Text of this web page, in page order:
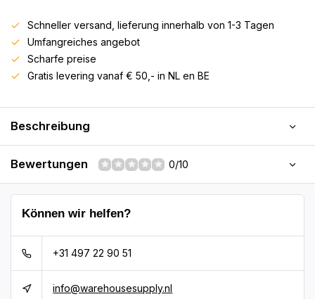
Schneller versand, lieferung innerhalb von 1-3 Tagen
Umfangreiches angebot
Scharfe preise
Gratis levering vanaf € 50,- in NL en BE
Beschreibung
Bewertungen 0/10
Können wir helfen?
+31 497 22 90 51
info@warehousesupply.nl